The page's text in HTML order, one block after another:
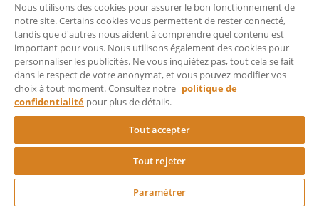
Les avocats partenaires de Rocket Lawyer
Créez votre document
Contestation d'un redressement
maintenant et accédez à
Nous utilisons des cookies pour assurer le bon fonctionnement de
notre site. Certains cookies vous permettent de rester connecté,
tandis que d'autres nous aident à comprendre quel contenu est
important pour vous. Nous utilisons également des cookies pour
personnaliser les publicités. Ne vous inquiétez pas, tout cela se fait
dans le respect de votre anonymat, et vous pouvez modifier vos
choix à tout moment. Consultez notre politique de
confidentialité pour plus de détails.
Tout accepter
Tout rejeter
Paramètrer